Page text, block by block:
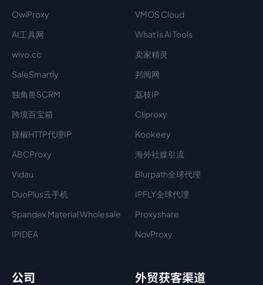
OwlProxy
VMOS Cloud
AI工具网
What Is Ai Tools
wivo.cc
卖家精灵
SaleSmartly
邦阅网
独角兽SCRM
荔枝IP
跨境百宝箱
Cliproxy
辣椒HTTP代理IP
Kookeey
ABCProxy
海外社媒引流
Vidau
Blurpath全球代理
DuoPlus云手机
IPFLY全球代理
Spandex Material Wholesale​
Proxyshare
IPIDEA
NovProxy
公司 外贸获客渠道